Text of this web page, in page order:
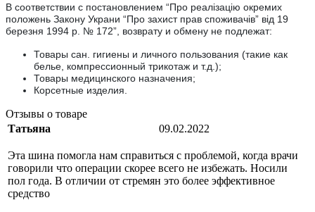
В соответствии с постановлением “Про реалiзацiю окремих
положень Закону Украни “Про захист прав споживачiв” вiд 19
березня 1994 р. № 172”, возврату и обмену не подлежат:
Товары сан. гигиены и личного пользования (такие как
белье, компрессионный трикотаж и т.д.);
Товары медицинского назначения;
Корсетные изделия.
Отзывы о товаре
Татьяна
09.02.2022
Эта шина помогла нам справиться с проблемой, когда врачи
говорили что операции скорее всего не избежать. Носили
пол года. В отличии от стремян это более эффективное
средство